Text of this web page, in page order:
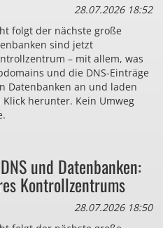
28.07.2026 18:52
folgt der nächste große
sind jetzt
– mit allem, was
und die DNS-Einträge
Datenbanken an und laden
herunter. Kein Umweg
und Datenbanken:
Kontrollzentrums
28.07.2026 18:50